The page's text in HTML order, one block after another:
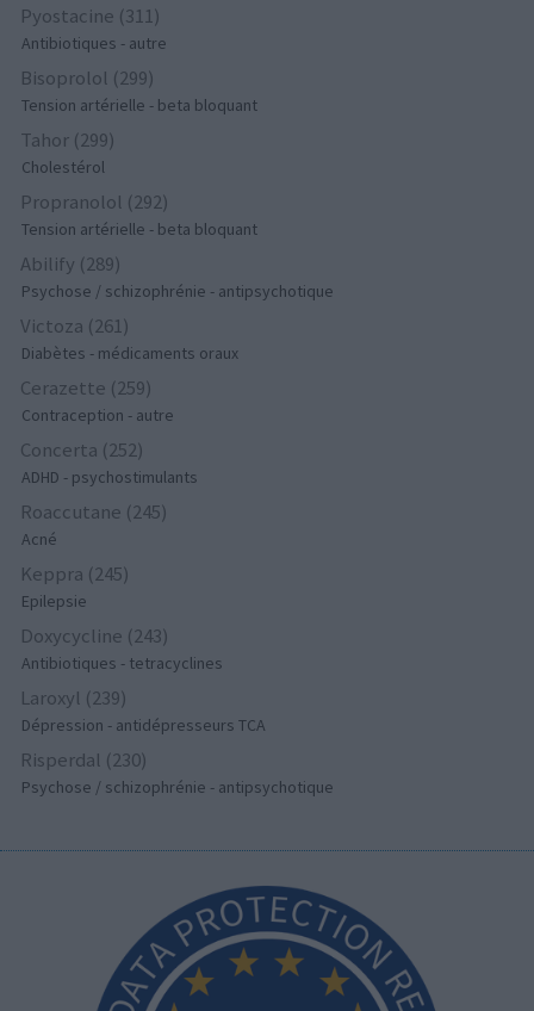
Pyostacine (311)
Antibiotiques - autre
Bisoprolol (299)
Tension artérielle - beta bloquant
Tahor (299)
Cholestérol
Propranolol (292)
Tension artérielle - beta bloquant
Abilify (289)
Psychose / schizophrénie - antipsychotique
Victoza (261)
Diabètes - médicaments oraux
Cerazette (259)
Contraception - autre
Concerta (252)
ADHD - psychostimulants
Roaccutane (245)
Acné
Keppra (245)
Epilepsie
Doxycycline (243)
Antibiotiques - tetracyclines
Laroxyl (239)
Dépression - antidépresseurs TCA
Risperdal (230)
Psychose / schizophrénie - antipsychotique